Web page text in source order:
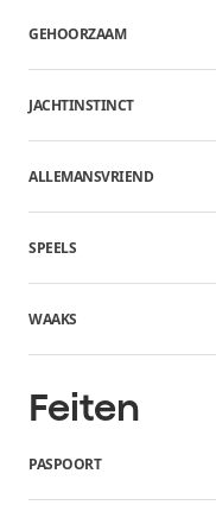
GEHOORZAAM
JACHTINSTINCT
ALLEMANSVRIEND
SPEELS
WAAKS
Feiten
PASPOORT